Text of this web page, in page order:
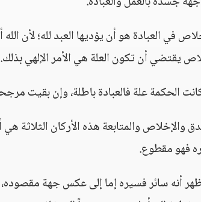
في العبادة هو أن يؤديها العبد لله؛ لأن
يقتضي أن تكون العلة هي الأمر الإلهي بذلك.
الحكمة علة فالعبادة باطلة، وإن بقيت
والإخلاص والمتابعة هذه الأركان الثلاثة
فهو مقطوع.
أنه سائر فسيره إما إلى عكس جهة مقصوده،